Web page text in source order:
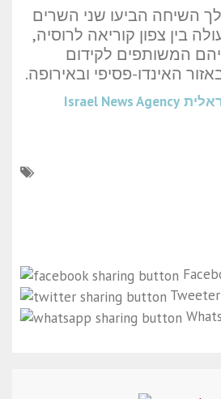
השיחה הביעו שני השרים
בין צפון קוריאה לרוסיה,
המשותפים לקידום
האינדו-פסיפי ובאירופה.
Israel News Agency
Tweeter